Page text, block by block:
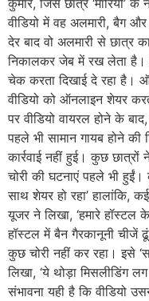
कुमार, जिसे छात्र ‘मारियो’
वीडियो में वह अलमारी, बैग
देर बाद वो अलमारी से
निकालकर जेब में रख लेता है।
चेक करता दिखाई दे रहा है।
वीडियो को ऑनलाइन शेयर
पर वीडियो वायरल होने के
पहले भी सामान गायब होने की
कार्रवाई नहीं हुई। कुछ छात्रों
चोरी की घटनाएं पहले भी
साथ शेयर हो रहा’ हालांकि,
यूजर ने लिखा, ‘हमारे हॉस्टल
हॉस्टल में बैन गैरकानूनी चीजें
कुछ चोरी नहीं कर रहा। इसे
लिखा, ‘ये थोड़ा मिसलीडिंग
संभावना यही है कि वीडियो